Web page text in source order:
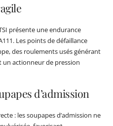
présente une endurance
Les points de défaillance
des roulements usés générant
un actionneur de pression
d’admission
: les soupapes d’admission ne